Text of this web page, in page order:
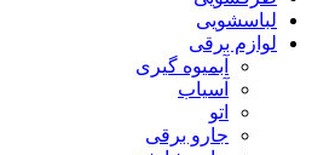
لباسشویی
لوازم برقی
آبمیوه گیری
آسیاب
اتو
جارو برقی